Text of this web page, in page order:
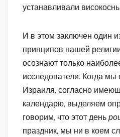
устанавливали
И в этом заключен один
принципов нашей
осознают только
исследователи. Когда
Израиля, согласно
календарю, выделяем
говорим, что этот день
праздник, мы ни в коем